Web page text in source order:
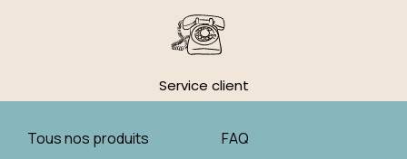
Service client
Tous nos produits
FAQ